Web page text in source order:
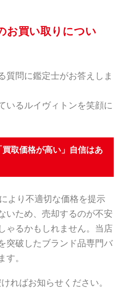
お買い取りについ
質問に鑑定士がお答えしま
いるルイヴィトンを笑顔に
取価格が高い」自信はあ
より不適切な価格を提示
いため、売却するのが不安
ゃるかもしれません。当店
突破したブランド品専門バ
す。
ればお知らせください。